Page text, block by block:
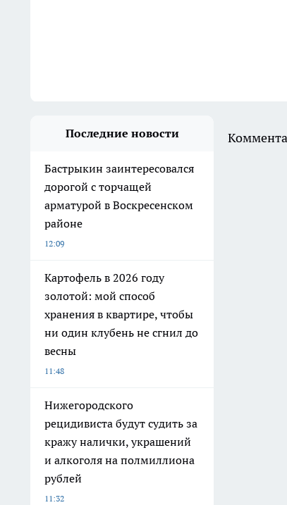
Последние новости
Бастрыкин заинтересовался
дорогой с торчащей
арматурой в Воскресенском
районе
12:09
Картофель в 2026 году
золотой: мой способ
хранения в квартире, чтобы
ни один клубень не сгнил до
весны
11:48
Нижегородского
рецидивиста будут судить за
кражу налички, украшений
и алкоголя на полмиллиона
рублей
11:32